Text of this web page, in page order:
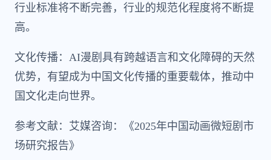
行业标准将不断完善，行业的规范化程度将不断提
高。
文化传播：AI漫剧具有跨越语言和文化障碍的天然
优势，有望成为中国文化传播的重要载体，推动中
国文化走向世界。
参考文献：艾媒咨询：《2025年中国动画微短剧市
场研究报告》